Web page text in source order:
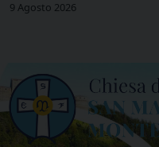
Skip9 Agosto 2026